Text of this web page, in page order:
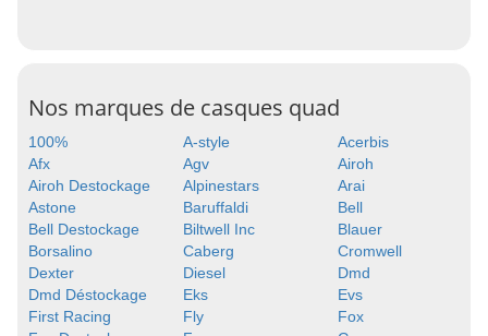
Nos marques de casques quad
100% A-style
Acerbis
Afx
Agv
Airoh
Airoh Destockage
Alpinestars
Arai
Astone
Baruffaldi
Bell
Bell Destockage
Biltwell Inc
Blauer
Borsalino
Caberg
Cromwell
Dexter
Diesel
Dmd
Dmd Déstockage
Eks
Evs
First Racing
Fly
Fox